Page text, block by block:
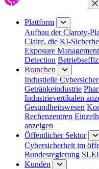
Plattform
Aufbau der Claroty-
Claire, die KI-
Exposure Management
Detection
Branchen
Industielle
Getränkeindustrie
Industrievertikalen
Gesundheitswesen
Rechenzentren
anzeigen
Öffentlicher Sektor
Cybersicherheit im
Bundesregierung
Kunden